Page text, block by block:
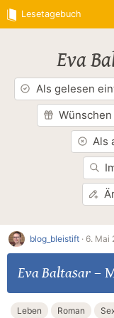
Lesetagebuch
Eva
Als gelesen
Wünschen
Als
blog_bleistift · 6. Mai
Eva Baltasar–
Leben Roman